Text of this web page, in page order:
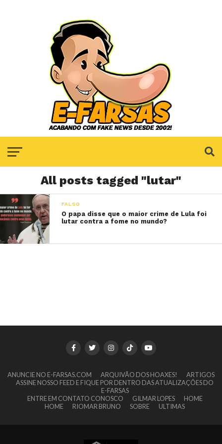
All posts tagged "lutar"
FALSO
O papa disse que o maior crime de Lula foi
lutar contra a fome no mundo?
ANUNCIE NO E-FARSAS.COM ARQUIVÃO DOS HOAXES!
ARTIGOS
ASSINE NOSSO FEED E FIQUE POR DENTRO DAS ATUALIZAÇÕES DO
E-FARSAS
ENTRE EM CONTATO CONOSCO
GILMAR LOPES
HOME
HOME
RIOMAR BRUNO SOBRE ULTIMAS